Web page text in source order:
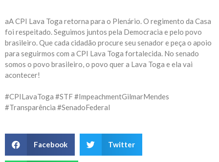
aA CPI Lava Toga retorna para o Plenário. O regimento da Casa
foi respeitado. Seguimos juntos pela Democracia e pelo povo
brasileiro. Que cada cidadão procure seu senador e peça o apoio
para seguirmos com a CPI Lava Toga fortalecida. No senado
somos o povo brasileiro, o povo quer a Lava Toga e ela vai
acontecer!
#CPILavaToga #STF #ImpeachmentGilmarMendes
#Transparência #SenadoFederal
Facebook Twitter